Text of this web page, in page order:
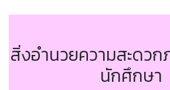
สิ่งอำนวยความสะดว
นักศึกษา